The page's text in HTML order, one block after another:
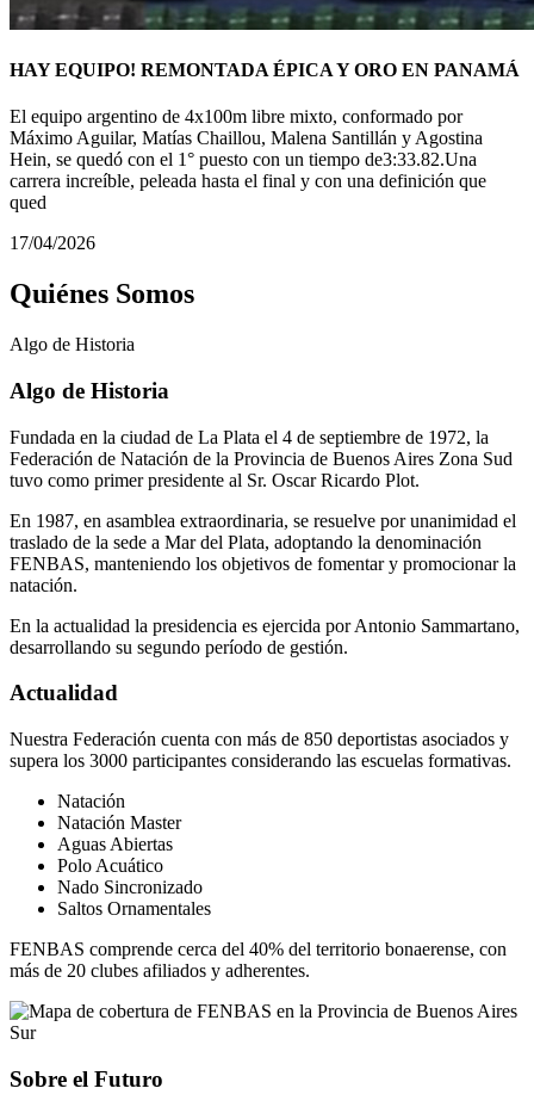
HAY EQUIPO! REMONTADA ÉPICA Y ORO EN PANAMÁ
El equipo argentino de 4x100m libre mixto, conformado por
Máximo Aguilar, Matías Chaillou, Malena Santillán y Agostina
Hein, se quedó con el 1° puesto con un tiempo de3:33.82.Una
carrera increíble, peleada hasta el final y con una definición que
qued
17/04/2026
Quiénes Somos
Algo de Historia
Algo de Historia
Fundada en la ciudad de La Plata el 4 de septiembre de 1972, la
Federación de Natación de la Provincia de Buenos Aires Zona Sud
tuvo como primer presidente al Sr. Oscar Ricardo Plot.
En 1987, en asamblea extraordinaria, se resuelve por unanimidad el
traslado de la sede a Mar del Plata, adoptando la denominación
FENBAS, manteniendo los objetivos de fomentar y promocionar la
natación.
En la actualidad la presidencia es ejercida por Antonio Sammartano,
desarrollando su segundo período de gestión.
Actualidad
Nuestra Federación cuenta con más de 850 deportistas asociados y
supera los 3000 participantes considerando las escuelas formativas.
Natación
Natación Master
Aguas Abiertas
Polo Acuático
Nado Sincronizado
Saltos Ornamentales
FENBAS comprende cerca del 40% del territorio bonaerense, con
más de 20 clubes afiliados y adherentes.
Sobre el Futuro